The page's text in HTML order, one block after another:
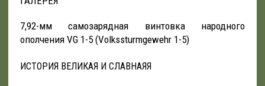
7,92-мм самозарядная винтовка народного
ополчения VG 1-5 (Volkssturmgewehr 1-5)
ИСТОРИЯ ВЕЛИКАЯ И СЛАВНАЯЯ